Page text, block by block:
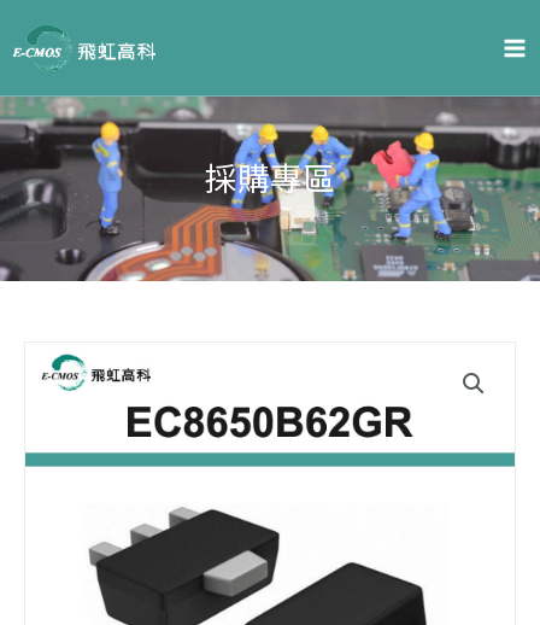
主
要
內
容
採購專區